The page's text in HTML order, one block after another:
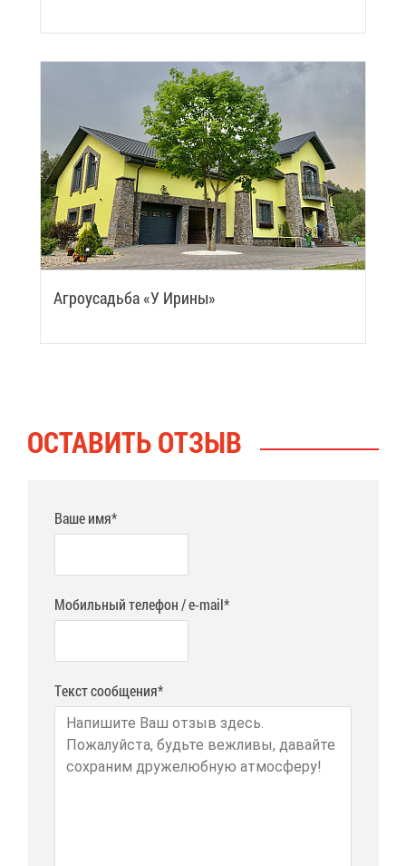
Аг­ро­усадь­ба «У Ири­ны»
ОСТА­ВИТЬ ОТ­ЗЫВ
Ваше имя*
Мобильный телефон / e-mail*
Текст сообщения*